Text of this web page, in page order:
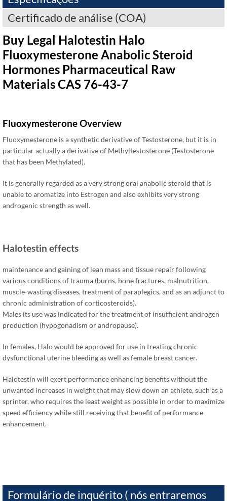
Certificado de análise (COA)
Buy Legal Halotestin Halo
Fluoxymesterone Anabolic Steroid
Hormones Pharmaceutical Raw
Materials CAS 76-43-7
Fluoxymesterone Overview
Fluoxymesterone is a synthetic derivative of Testosterone, but it is in
particular actually a derivative of Methyltestosterone (Testosterone
that has been Methylated).
It is generally regarded as a very strong oral anabolic steroid that is
unable to aromatize into Estrogen and also exhibits very strong
androgenic strength as well.
Halotestin effects
maintenance and gaining of lean mass and tissue repair following
various conditions of trauma (burns, bone fractures, malnutrition,
muscle-wasting diseases,treatment of paraplegics,and as an adjunct to
chronic administration of corticosteroids).
Males its use was indicated for the treatment of insufficient androgen
production (hypogonadism or andropause).
In females, Halo would be approved for use in treating chronic
dysfunctional uterine bleeding as well as female breast cancer.
Halotestin will exert performance enhancing benefits without the
unwanted increases in weight that may slow down an athlete,such as a
sprinter,who requires the least weight as possible in order to maximize
speed efficiency while still receiving that benefit of performance
enhancement.
Formulário de inquérito ( nós entraremos